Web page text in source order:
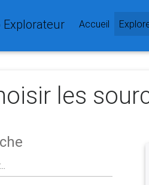
Explorateur Accueil
les